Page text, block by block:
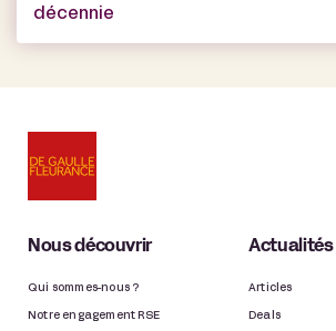
décennie
Nous découvrir
Qui sommes-nous ?
Notre engagement RSE
Actualités
Articles
Deals